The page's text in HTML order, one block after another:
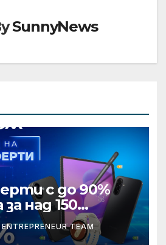
SunnyNews
с до 90%
над 150
от Vivacom
ENTREPRENEUR TEAM